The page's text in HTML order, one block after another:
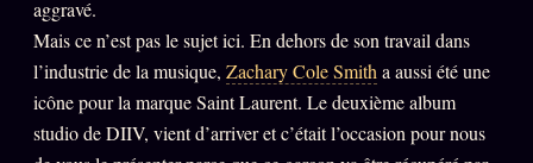
Oracle Couples
Oracle Famille
Oracle Sigil Sonore
Oracle Parfum
aggravé.
Mais ce n’est pas le sujet ici. En dehors de son travail dans
l’industrie de la musique, Zachary Cole Smitha aussi été une
icône pour la marque Saint Laurent. Le deuxième album
studio de DIIV, vient d’arriver et c’était l’occasion pour nous